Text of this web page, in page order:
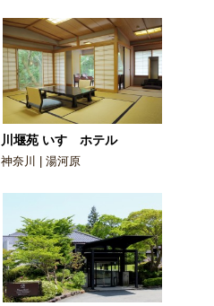
川堰苑 いすゞホテル
神奈川 | 湯河原